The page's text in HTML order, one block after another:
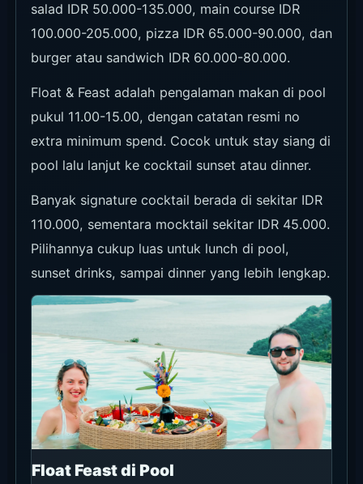
salad IDR 50.000-135.000, main course IDR
100.000-205.000, pizza IDR 65.000-90.000, dan
burger atau sandwich IDR 60.000-80.000.
Float & Feast adalah pengalaman makan di pool
pukul 11.00-15.00, dengan catatan resmi no
extra minimum spend. Cocok untuk stay siang di
pool lalu lanjut ke cocktail sunset atau dinner.
Banyak signature cocktail berada di sekitar IDR
110.000, sementara mocktail sekitar IDR 45.000.
Pilihannya cukup luas untuk lunch di pool,
sunset drinks, sampai dinner yang lebih lengkap.
Float Feast di Pool